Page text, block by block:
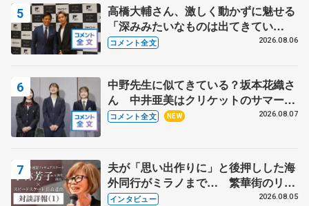
高橋大輔さん、激しく動かずに魅せる
「深みみたいなものは出てきてい
る？」 〝兄さん〟と慕うレジェンド
コメント全文 2026.08.06
中野先生に似てきている？坂本花織さ
ん 中井亜美はクリケットのサマーキ
ャンプに 島田麻央はたくさん試合に
コメント全文 NEW 2026.08.07
夫が「思い出作りに」と後押しした海
外同行がミラノまで… 繁華街のリン
クでは不良のお兄さんも味方に 小林
インタビュー 2026.08.05